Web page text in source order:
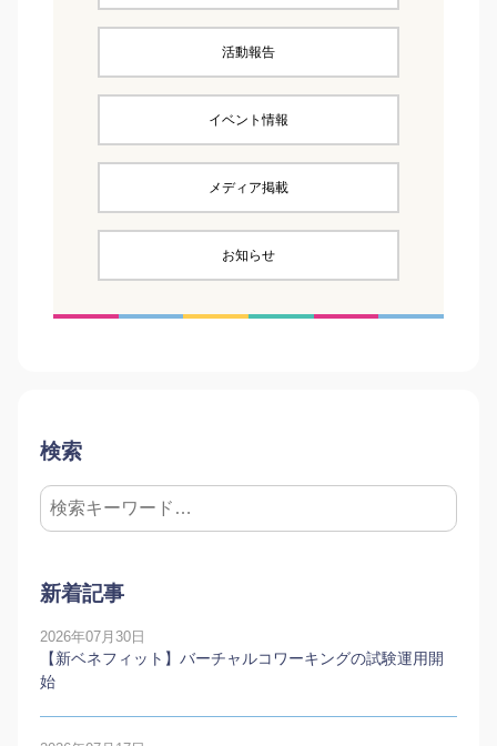
活動報告
イベント情報
メディア掲載
お知らせ
検索
新着記事
2026年07月30日
【新ベネフィット】バーチャルコワーキングの試験運用開
始